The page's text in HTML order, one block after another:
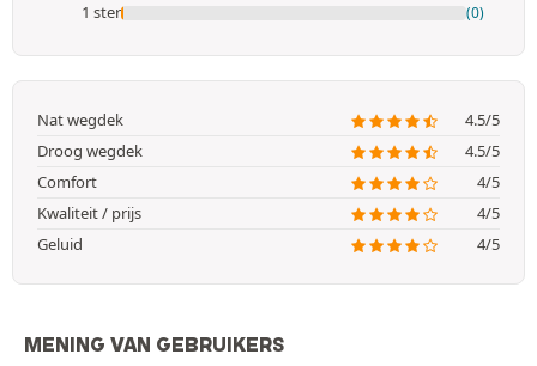
1 ster (0)
Nat wegdek
4.5/5
Droog wegdek
4.5/5
Comfort
4/5
Kwaliteit / prijs
4/5
Geluid
4/5
MENING VAN GEBRUIKERS